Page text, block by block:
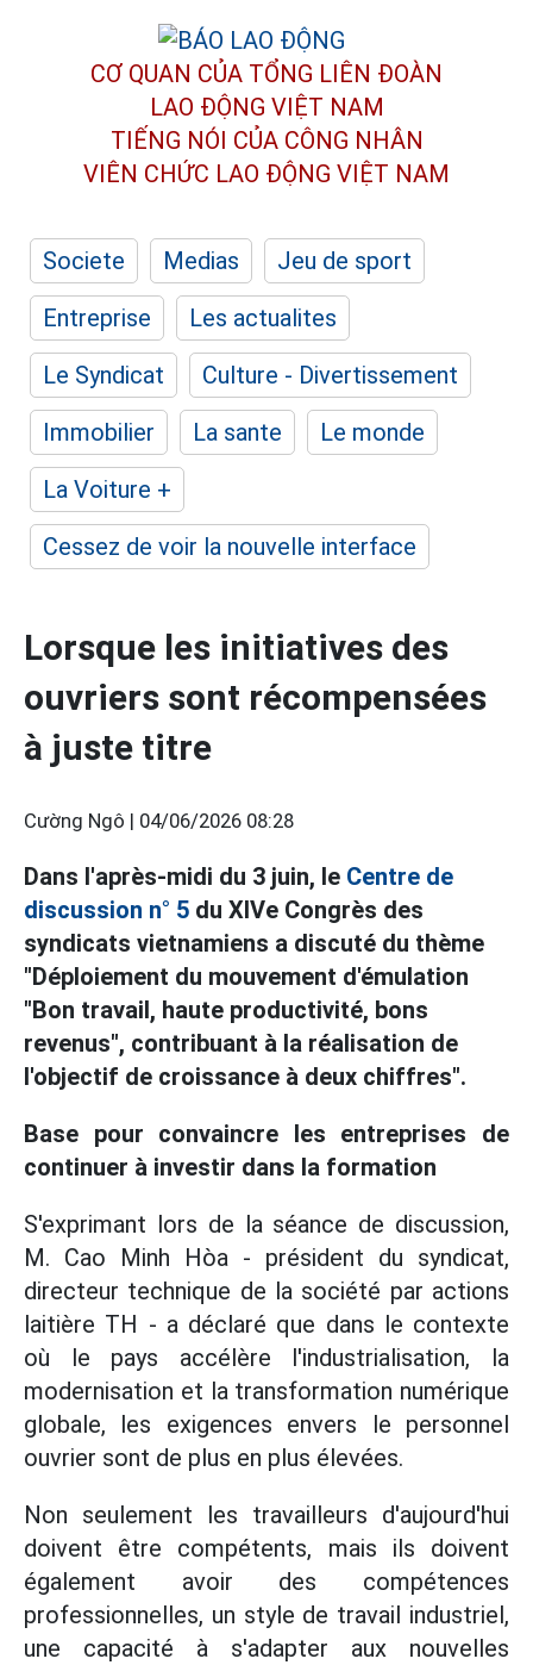
CƠ QUAN CỦA TỔNG LIÊN ĐOÀN
LAO ĐỘNG VIỆT NAM
TIẾNG NÓI CỦA CÔNG NHÂN
VIÊN CHỨC LAO ĐỘNG VIỆT NAM
Societe Medias
Jeu de sport
Entreprise
Les actualites
Le Syndicat
Culture - Divertissement
Immobilier
La sante
Le monde
La Voiture +
Cessez de voir la nouvelle interface
Lorsque les initiatives des
ouvriers sont récompensées
à juste titre
Cường Ngô | 04/06/2026 08:28
Dans l'après-midi du 3 juin, le Centre de
discussion n° 5 du XIVe Congrès des
syndicats vietnamiens a discuté du thème
"Déploiement du mouvement d'émulation
"Bon travail, haute productivité, bons
revenus", contribuant à la réalisation de
l'objectif de croissance à deux chiffres".
Base pour convaincre les entreprises de
continuer à investir dans la formation
S'exprimant lors de la séance de discussion,
M. Cao Minh Hòa - président du syndicat,
directeur technique de la société par actions
laitière TH - a déclaré que dans le contexte
où le pays accélère l'industrialisation, la
modernisation et la transformation numérique
globale, les exigences envers le personnel
ouvrier sont de plus en plus élevées.
Non seulement les travailleurs d'aujourd'hui
doivent être compétents, mais ils doivent
également avoir des compétences
professionnelles, un style de travail industriel,
une capacité à s'adapter aux nouvelles